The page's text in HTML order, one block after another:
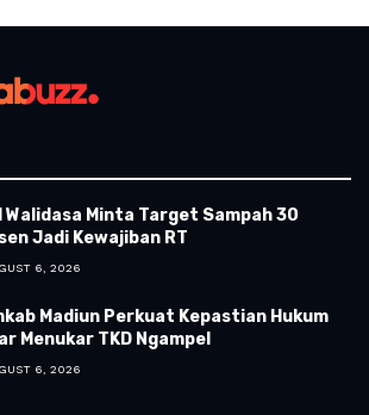
Walidasa Minta Target Sampah 30
Jadi Kewajiban RT
6, 2026
Madiun Perkuat Kepastian Hukum
Menukar TKD Ngampel
6, 2026